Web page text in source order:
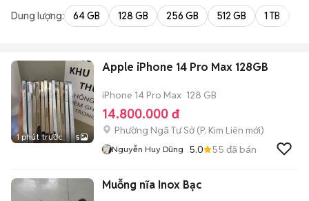
Dung lượng: 64 GB 128 GB 256 GB 512 GB 1 TB
1 phút trước 5
Apple iPhone 14 Pro Max 128GB
iPhone 14 Pro Max 128 GB
14.800.000 đ
Phường Ngã Tư Sở(P. Kim Liên mới)
Nguyễn Huy Dũng 5.0 55 đã bán
Muỗng nĩa Inox Bạc